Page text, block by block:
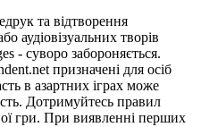
та відтворення
аудіовізуальних творів
- суворо забороняється.
призначені для осіб
в азартних іграх може
Дотримуйтесь правил
гри. При виявленні перших